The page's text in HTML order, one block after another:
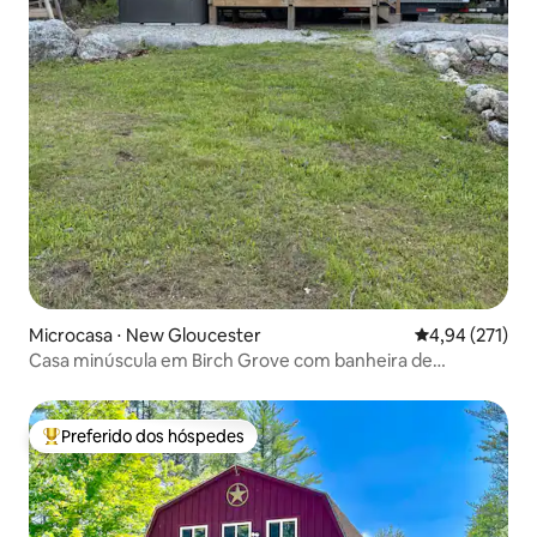
Microcasa ⋅ New Gloucester 4,94 de uma
4,94 (271)
Casa minúscula em Birch Grove com banheira de
Entre os melhores preferidos dos hóspedes
Preferido dos hóspedes